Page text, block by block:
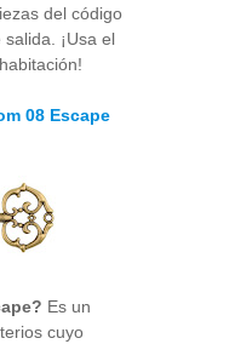
del código
¡Usa el
08 Escape
Es un
cuyo